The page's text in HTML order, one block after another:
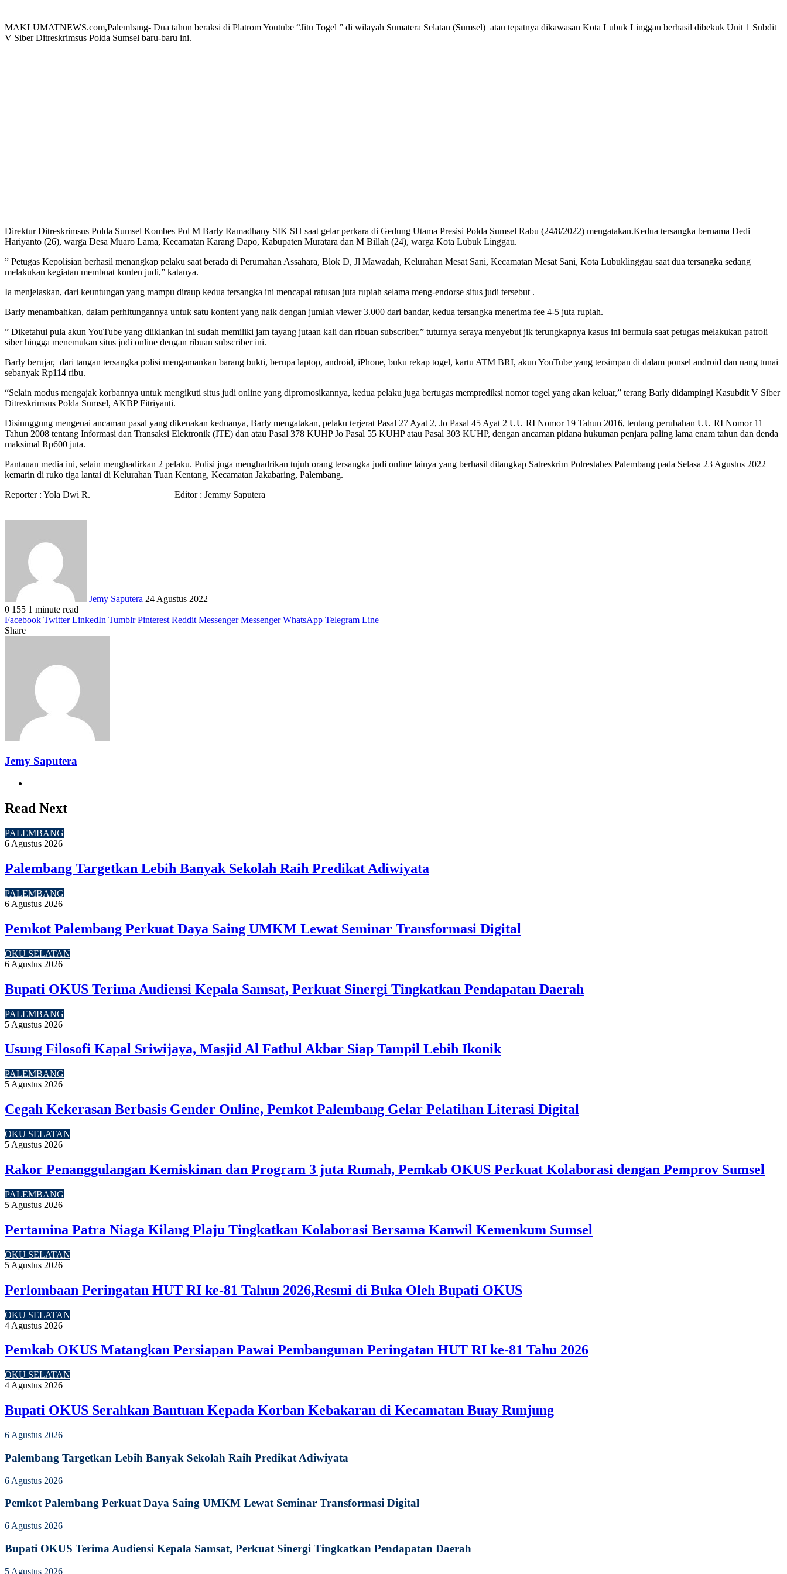
MAKLUMATNEWS.com,Palembang- Dua tahun beraksi di Platrom Youtube “Jitu Togel ” di wilayah Sumatera Selatan (Sumsel) atau tepatnya dikawasan Kota Lubuk Linggau berhasil dibekuk Unit 1 Subdit
V Siber Ditreskrimsus Polda Sumsel baru-baru ini.
Direktur Ditreskrimsus Polda Sumsel Kombes Pol M Barly Ramadhany SIK SH saat gelar perkara di Gedung Utama Presisi Polda Sumsel Rabu (24/8/2022) mengatakan.Kedua tersangka bernama Dedi
Hariyanto (26), warga Desa Muaro Lama, Kecamatan Karang Dapo, Kabupaten Muratara dan M Billah (24), warga Kota Lubuk Linggau.
” Petugas Kepolisian berhasil menangkap pelaku saat berada di Perumahan Assahara, Blok D, Jl Mawadah, Kelurahan Mesat Sani, Kecamatan Mesat Sani, Kota Lubuklinggau saat dua tersangka sedang
melakukan kegiatan membuat konten judi,” katanya.
Ia menjelaskan, dari keuntungan yang mampu diraup kedua tersangka ini mencapai ratusan juta rupiah selama meng-endorse situs judi tersebut .
Barly menambahkan, dalam perhitungannya untuk satu kontent yang naik dengan jumlah viewer 3.000 dari bandar, kedua tersangka menerima fee 4-5 juta rupiah.
” Diketahui pula akun YouTube yang diiklankan ini sudah memiliki jam tayang jutaan kali dan ribuan subscriber,” tuturnya seraya menyebut jik terungkapnya kasus ini bermula saat petugas melakukan patroli
siber hingga menemukan situs judi online dengan ribuan subscriber ini.
Barly berujar, dari tangan tersangka polisi mengamankan barang bukti, berupa laptop, android, iPhone, buku rekap togel, kartu ATM BRI, akun YouTube yang tersimpan di dalam ponsel android dan uang tunai
sebanyak Rp114 ribu.
“Selain modus mengajak korbannya untuk mengikuti situs judi online yang dipromosikannya, kedua pelaku juga bertugas memprediksi nomor togel yang akan keluar,” terang Barly didampingi Kasubdit V Siber
Ditreskrimsus Polda Sumsel, AKBP Fitriyanti.
Disinnggung mengenai ancaman pasal yang dikenakan keduanya, Barly mengatakan, pelaku terjerat Pasal 27 Ayat 2, Jo Pasal 45 Ayat 2 UU RI Nomor 19 Tahun 2016, tentang perubahan UU RI Nomor 11
Tahun 2008 tentang Informasi dan Transaksi Elektronik (ITE) dan atau Pasal 378 KUHP Jo Pasal 55 KUHP atau Pasal 303 KUHP, dengan ancaman pidana hukuman penjara paling lama enam tahun dan denda
maksimal Rp600 juta.
Pantauan media ini, selain menghadirkan 2 pelaku. Polisi juga menghadrikan tujuh orang tersangka judi online lainya yang berhasil ditangkap Satreskrim Polrestabes Palembang pada Selasa 23 Agustus 2022
kemarin di ruko tiga lantai di Kelurahan Tuan Kentang, Kecamatan Jakabaring, Palembang.
Reporter : Yola Dwi R. Editor : Jemmy Saputera
Jemy Saputera 24 Agustus 2022
0 155 1 minute read
Facebook Twitter LinkedIn Tumblr Pinterest Reddit Messenger Messenger WhatsApp Telegram Line
Share
Jemy Saputera
Read Next
PALEMBANG
6 Agustus 2026
Palembang Targetkan Lebih Banyak Sekolah Raih Predikat Adiwiyata
PALEMBANG
6 Agustus 2026
Pemkot Palembang Perkuat Daya Saing UMKM Lewat Seminar Transformasi Digital
OKU SELATAN
6 Agustus 2026
Bupati OKUS Terima Audiensi Kepala Samsat, Perkuat Sinergi Tingkatkan Pendapatan Daerah
PALEMBANG
5 Agustus 2026
Usung Filosofi Kapal Sriwijaya, Masjid Al Fathul Akbar Siap Tampil Lebih Ikonik
PALEMBANG
5 Agustus 2026
Cegah Kekerasan Berbasis Gender Online, Pemkot Palembang Gelar Pelatihan Literasi Digital
OKU SELATAN
5 Agustus 2026
Rakor Penanggulangan Kemiskinan dan Program 3 juta Rumah, Pemkab OKUS Perkuat Kolaborasi dengan Pemprov Sumsel
PALEMBANG
5 Agustus 2026
Pertamina Patra Niaga Kilang Plaju Tingkatkan Kolaborasi Bersama Kanwil Kemenkum Sumsel
OKU SELATAN
5 Agustus 2026
Perlombaan Peringatan HUT RI ke-81 Tahun 2026,Resmi di Buka Oleh Bupati OKUS
OKU SELATAN
4 Agustus 2026
Pemkab OKUS Matangkan Persiapan Pawai Pembangunan Peringatan HUT RI ke-81 Tahu 2026
OKU SELATAN
4 Agustus 2026
Bupati OKUS Serahkan Bantuan Kepada Korban Kebakaran di Kecamatan Buay Runjung
6 Agustus 2026
Palembang Targetkan Lebih Banyak Sekolah Raih Predikat Adiwiyata
6 Agustus 2026
Pemkot Palembang Perkuat Daya Saing UMKM Lewat Seminar Transformasi Digital
6 Agustus 2026
Bupati OKUS Terima Audiensi Kepala Samsat, Perkuat Sinergi Tingkatkan Pendapatan Daerah
5 Agustus 2026